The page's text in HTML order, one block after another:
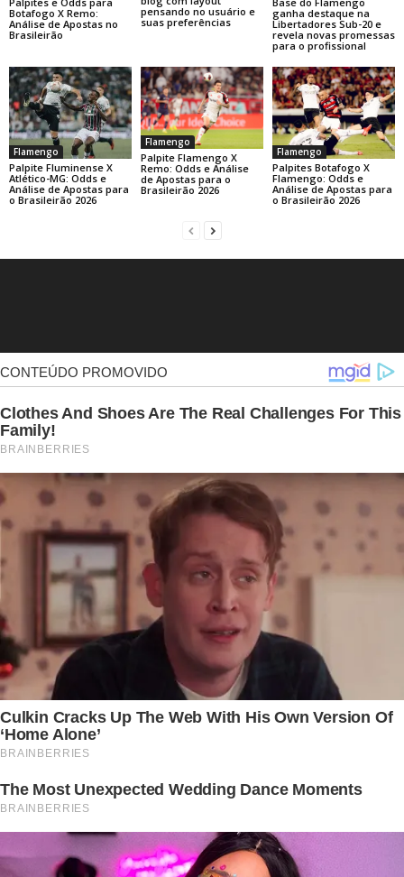
Botafogo X Remo:
Análise de Apostas no
Brasileirão
pensando no usuário e
suas preferências
ganha destaque na
Libertadores Sub-20 e
revela novas promessas
para o profissional
Flamengo
Palpite Fluminense X
Atlético-MG: Odds e
Análise de Apostas para
o Brasileirão 2026
Flamengo
Palpite Flamengo X
Remo: Odds e Análise
de Apostas para o
Brasileirão 2026
Flamengo
Palpites Botafogo X
Flamengo: Odds e
Análise de Apostas para
o Brasileirão 2026